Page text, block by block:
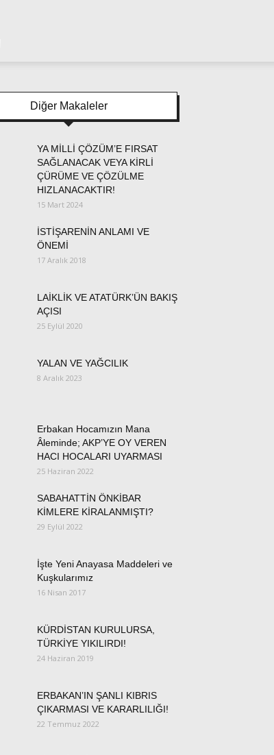
Diğer Makaleler
YA MİLLİ ÇÖZÜM’E FIRSAT
SAĞLANACAK VEYA KİRLİ
ÇÜRÜME VE ÇÖZÜLME
HIZLANACAKTIR!
15 Mart 2024
İSTİŞARENİN ANLAMI VE
ÖNEMİ
17 Aralık 2018
LAİKLİK VE ATATÜRK’ÜN BAKIŞ
AÇISI
25 Eylül 2020
YALAN VE YAĞCILIK
8 Aralık 2023
Erbakan Hocamızın Mana
Âleminde; AKP’YE OY VEREN
HACI HOCALARI UYARMASI
25 Haziran 2022
SABAHATTİN ÖNKİBAR
KİMLERE KİRALANMIŞTI?
29 Eylül 2022
İşte Yeni Anayasa Maddeleri ve
Kuşkularımız
16 Nisan 2017
KÜRDİSTAN KURULURSA,
TÜRKİYE YIKILIRDI!
24 Haziran 2019
ERBAKAN’IN ŞANLI KIBRIS
ÇIKARMASI VE KARARLILIĞI!
22 Temmuz 2022